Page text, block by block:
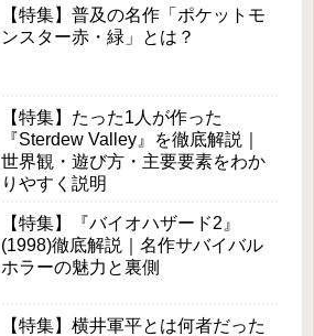
【特集】普及の名作「ポケットモ
ンスター赤・緑」とは？
【特集】たった1人が作った
『Sterdew Valley』を徹底解説｜
世界観・遊び方・主要要素をわか
りやすく説明
【特集】『バイオハザード2』
(1998)徹底解説｜名作サバイバル
ホラーの魅力と裏側
【特集】横井軍平とは何者だった